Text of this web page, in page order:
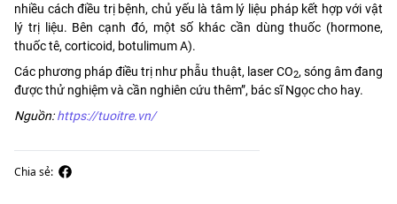
nhiều cách điều trị bệnh, chủ yếu là tâm lý liệu pháp kết hợp với vật
lý trị liệu. Bên cạnh đó, một số khác cần dùng thuốc (hormone,
thuốc tê, corticoid, botulimum A).
Các phương pháp điều trị như phẫu thuật, laser CO2, sóng âm đang
được thử nghiệm và cần nghiên cứu thêm”, bác sĩ Ngọc cho hay.
Nguồn:https://tuoitre.vn/
Chia sẻ: